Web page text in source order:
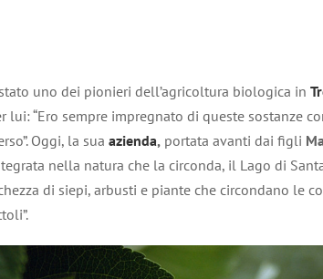
uno dei pionieri dell’agricoltura biologica in
lui: “Ero sempre impregnato di queste sostanze
Oggi, la sua azienda, portata avanti dai figli
nella natura che la circonda, il Lago di
di siepi, arbusti e piante che circondano le